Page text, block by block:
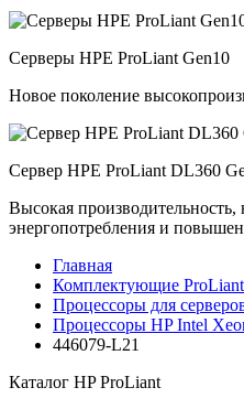
Серверы HPE ProLiant Gen10
Новое поколение
Сервер HPE ProLiant DL360
Высокая производительность,
энергопотребления и
Главная
Комплектующие
Процессоры для
Процессоры HP Intel
446079-L21
Каталог HP ProLiant